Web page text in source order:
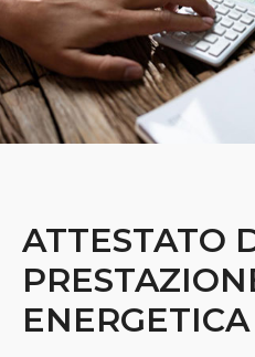
ATTESTATO